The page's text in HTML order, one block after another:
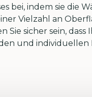
bei, indem sie die
Vielzahl an
Sie sicher sein,
und